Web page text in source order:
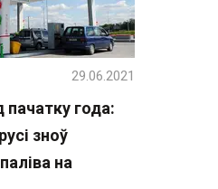
года:
зноў
на
29.06.2021